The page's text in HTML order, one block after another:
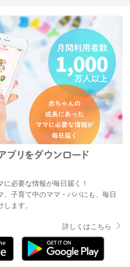
必要な情報が毎日届く！
子育て中のママ・パパにも、毎日
ます。
詳しくはこちら